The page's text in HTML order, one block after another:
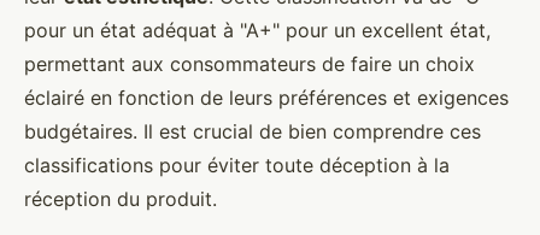
pour un état adéquat à "A+" pour un excellent état,
permettant aux consommateurs de faire un choix
éclairé en fonction de leurs préférences et exigences
budgétaires. Il est crucial de bien comprendre ces
classifications pour éviter toute déception à la
réception du produit.